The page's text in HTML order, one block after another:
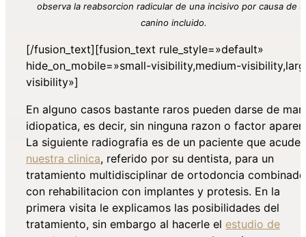
observa la reabsorcion radicular de una incisivo por causa de
canino incluido.
[/fusion_text][fusion_text rule_style=»default»
hide_on_mobile=»small-visibility,medium-
visibility»]
En alguno casos bastante raros pueden darse de
idiopatica, es decir, sin ninguna razon o factor
La siguiente radiografia es de un paciente que acude
nuestra clinica, referido por su dentista, para un
tratamiento multidisciplinar de ortodoncia combinado
con rehabilitacion con implantes y protesis. En la
primera visita le explicamos las posibilidades del
tratamiento, sin embargo al hacerle el estudio de